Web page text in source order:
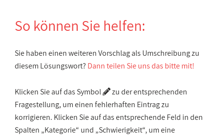
So können Sie helfen:
Sie haben einen weiteren Vorschlag als Umschreibung zu
diesem Lösungswort? Dann teilen Sie uns das bitte mit!
Klicken Sie auf das Symbol
zu der entsprechenden
Fragestellung, um einen fehlerhaften Eintrag zu
korrigieren. Klicken Sie auf das entsprechende Feld in den
Spalten „Kategorie“ und „Schwierigkeit“, um eine